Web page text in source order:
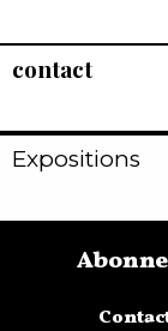
contact
Expositions